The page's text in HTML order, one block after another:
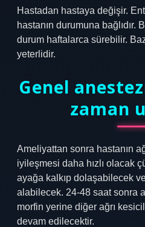
Hastadan hastaya değişir.
hastanın durumuna bağlıdır.
durum haftalarca sürebilir.
yeterlidir.
Genel
zaman
Ameliyattan sonra hastanın
iyileşmesi daha hızlı olacak
ayağa kalkıp dolaşabilecek
alabilecek. 24-48 saat sonra
morfin yerine diğer ağrı
devam edilecektir.